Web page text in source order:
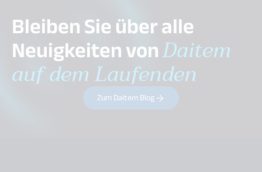
Bleiben Sie über alle
Neuigkeiten vonDaitem
auf dem Laufenden
Zum Daitem Blog